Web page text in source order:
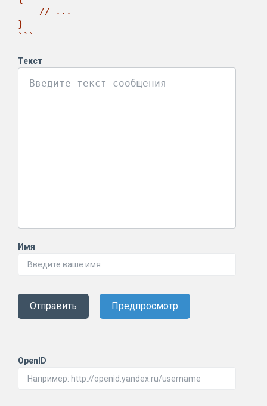
}
```
Текст
Имя
Отправить Предпросмотр
OpenID